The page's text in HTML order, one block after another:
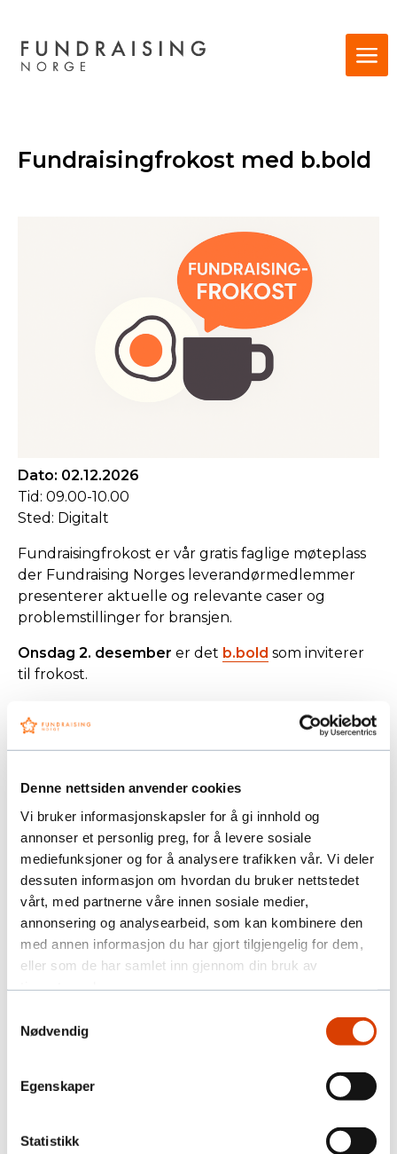
Denne nettsiden anvender cookies
Vi bruker informasjonskapsler for å gi innhold og
annonser et personlig preg, for å levere sosiale
mediefunksjoner og for å analysere trafikken vår. Vi deler
dessuten informasjon om hvordan du bruker nettstedet
vårt, med partnerne våre innen sosiale medier,
annonsering og analysearbeid, som kan kombinere den
med annen informasjon du har gjort tilgjengelig for dem,
eller som de har samlet inn gjennom din bruk av
Nødvendig
Egenskaper
Statistikk
Fundraisingfrokost med b.bold
Dato: 02.12.2026
Tid: 09.00-10.00
Sted: Digitalt
Fundraisingfrokost er vår gratis faglige møteplass
der Fundraising Norges leverandørmedlemmer
presenterer aktuelle og relevante caser og
problemstillinger for bransjen.
Onsdag 2. desember er det b.bold som inviterer
til frokost.
Det er gratis for ansatte i organisasjoner som er
medlem i Fundraising Norge å delta på våre
frokostmøter, men du må melde deg på i forkant.
Påmelding
Les mer om b.bold: